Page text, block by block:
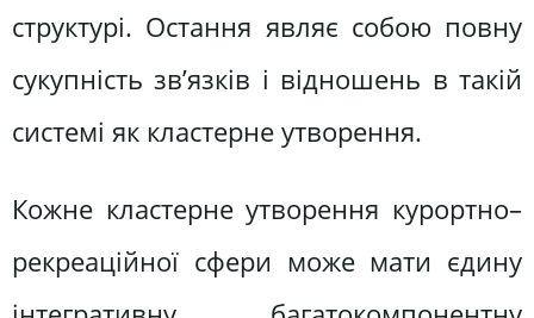
структурі. Остання являє собою повну
сукупність зв’язків і відношень в такій
системі як кластерне утворення.
Кожне кластерне утворення курортно–
рекреаційної сфери може мати єдину